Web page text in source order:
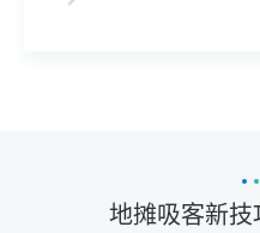
地摊吸客新